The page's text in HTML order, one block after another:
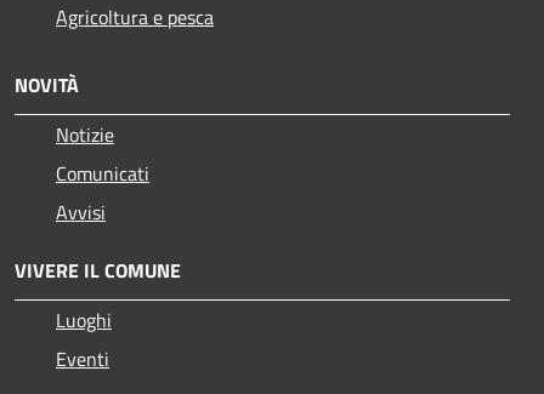
Agricoltura e pesca
NOVITÀ
Notizie
Comunicati
Avvisi
VIVERE IL COMUNE
Luoghi
Eventi